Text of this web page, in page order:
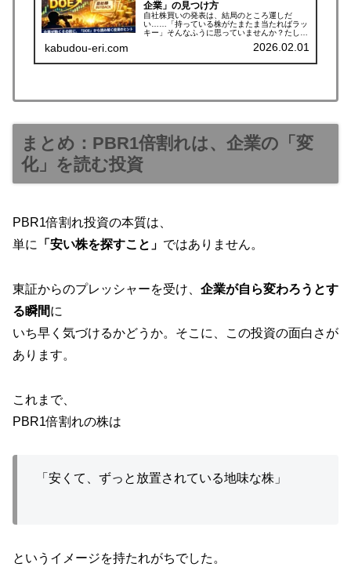
企業」の見つけ方
自社株買いの発表は、結局のところ運しだ
い……「持っている株がたまたま当たればラッ
キー」そんなふうに思っていませんか？たしか
まで正確に当てることはできません。でも、自
kabudou-eri.com 2026.02.01
まとめ：PBR1倍割れは、企業の「変
化」を読む投資
PBR1倍割れ投資の本質は、
単に
「安い株を探すこと」 ではありません。
東証からのプレッシャーを受け、 企業が自ら変わろうとす
る瞬間に
いち早く気づけるかどうか。そこに、この投資の面白さが
あります。
これまで、
PBR1倍割れの株は
「安くて、ずっと放置されている地味な株」
というイメージを持たれがちでした。